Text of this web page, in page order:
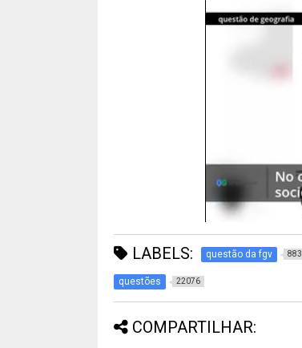
LABELS: questão da fgv 883
questões 22076
COMPARTILHAR: